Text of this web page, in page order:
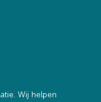
Wij helpen